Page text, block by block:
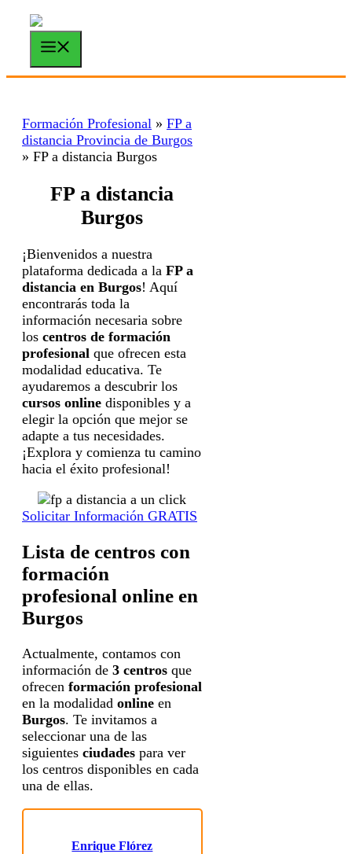
Saltar
contenido
Formación Profesional » FP a
distancia Provincia de Burgos
» FP a distancia Burgos
FP a distancia
Burgos
¡Bienvenidos a nuestra
plataforma dedicada a la FP a
distancia en Burgos! Aquí
encontrarás toda la
información necesaria sobre
los centros de formación
profesional que ofrecen esta
modalidad educativa. Te
ayudaremos a descubrir los
cursos online disponibles y a
elegir la opción que mejor se
adapte a tus necesidades.
¡Explora y comienza tu camino
hacia el éxito profesional!
Solicitar Información GRATIS
Lista de centros con
formación
profesional online en
Burgos
Actualmente, contamos con
información de 3 centros que
ofrecen formación profesional
en la modalidad online en
Burgos. Te invitamos a
seleccionar una de las
siguientes ciudades para ver
los centros disponibles en cada
una de ellas.
Enrique Flórez